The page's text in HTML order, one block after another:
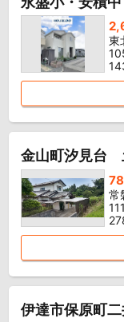
東
金山町汐見台
常
伊達市保原町二